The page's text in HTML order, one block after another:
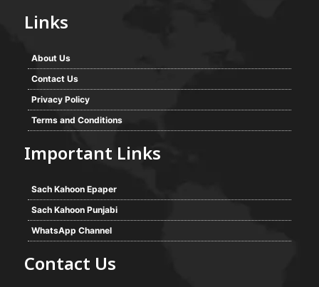
Links
About Us
Contact Us
Privacy Policy
Terms and Conditions
Important Links
Sach Kahoon Epaper
Sach Kahoon Punjabi
WhatsApp Channel
Contact Us